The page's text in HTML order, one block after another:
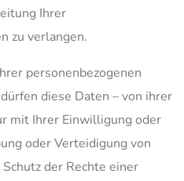
Ihrer
zu verlangen.
personenbezogenen
diese Daten – von ihrer
mit Ihrer Einwilligung oder
oder Verteidigung von
der Rechte einer